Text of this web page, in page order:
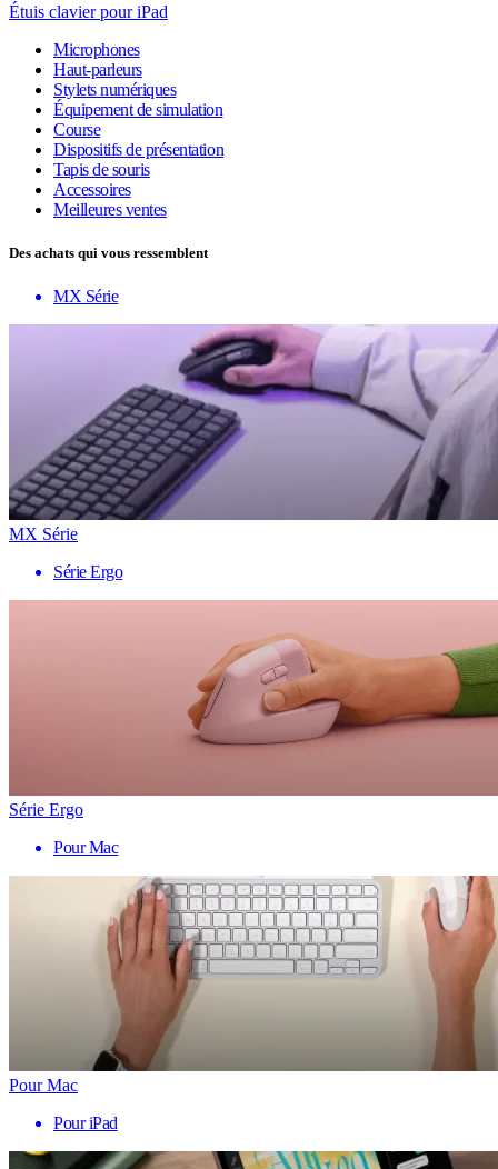
Étuis clavier pour iPad
Microphones
Haut-parleurs
Stylets numériques
Équipement de simulation
Course
Dispositifs de présentation
Tapis de souris
Accessoires
Meilleures ventes
Des achats qui vous ressemblent
MX Série
MX Série
Série Ergo
Série Ergo
Pour Mac
Pour Mac
Pour iPad